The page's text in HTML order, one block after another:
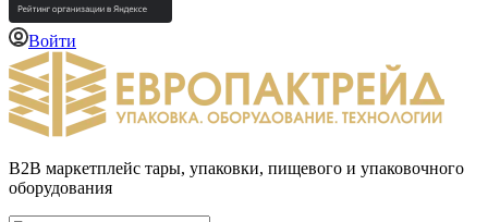
Войти
B2B маркетплейс тары, упаковки, пищевого и упаковочного
оборудования